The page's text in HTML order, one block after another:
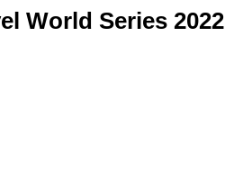
World Series 2022